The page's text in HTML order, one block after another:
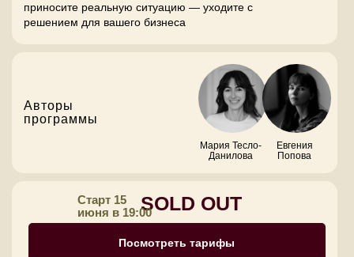
приносите реальную ситуацию — уходите с
решением для вашего бизнеса
Авторы
программы
Мария Тесло-
Данилова
Евгения
Попова
SOLD OUT
Старт 15
июня в 19:00
Посмотреть тарифы